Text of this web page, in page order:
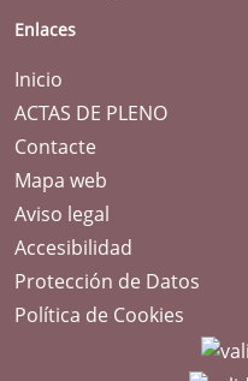
Enlaces
Inicio
ACTAS DE PLENO
Contacte
Mapa web
Aviso legal
Accesibilidad
Protección de Datos
Política de Cookies